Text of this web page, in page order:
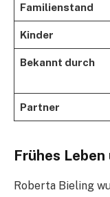
Familienstand
Kinder
Bekannt durch
Partner
Frühes Leben
Roberta Bieling